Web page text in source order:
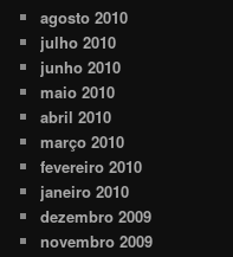
agosto 2010
julho 2010
junho 2010
maio 2010
abril 2010
março 2010
fevereiro 2010
janeiro 2010
dezembro 2009
novembro 2009